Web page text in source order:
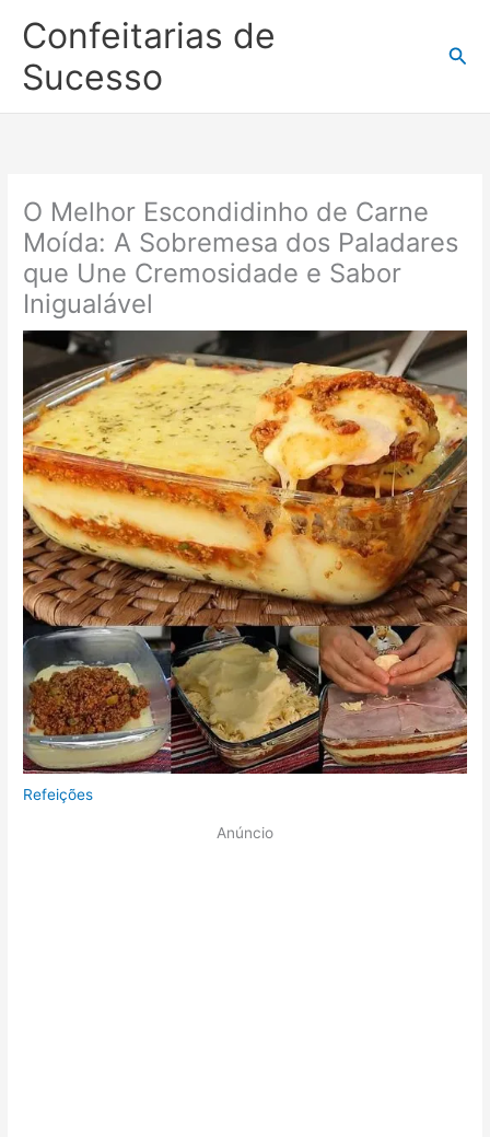
para
conteúdo
Confeitarias de
Sucesso
O Melhor Escondidinho de Carne
Moída: A Sobremesa dos Paladares
que Une Cremosidade e Sabor
Inigualável
Refeições
Anúncio